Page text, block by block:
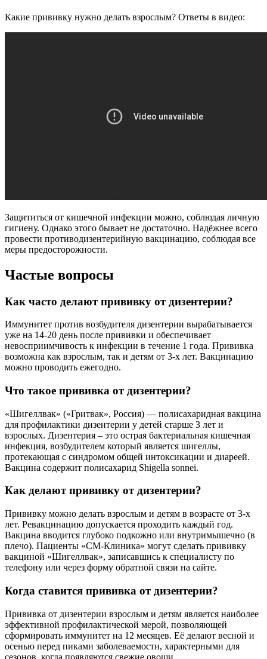
Какие прививку нужно делать взрослым? Ответы в видео:
Защититься от кишечной инфекции можно, соблюдая личную
гигиену. Однако этого бывает не достаточно. Надёжнее всего
провести противодизентерийную вакцинацию, соблюдая все
меры предосторожности.
Частые вопросы
Как часто делают прививку от дизентерии?
Иммунитет против возбудителя дизентерии вырабатывается
уже на 14-20 день после прививки и обеспечивает
невосприимчивость к инфекции в течение 1 года. Прививка
возможна как взрослым, так и детям от 3-х лет. Вакцинацию
можно проводить ежегодно.
Что такое прививка от дизентерии?
«Шигеллвак» («Гритвак», Россия) — полисахаридная вакцина
для профилактики дизентерии у детей старше 3 лет и
взрослых. Дизентерия – это острая бактериальная кишечная
инфекция, возбудителем который является шигеллы,
протекающая с синдромом общей интоксикации и диареей.
Вакцина содержит полисахарид Shigella sonnei.
Как делают прививку от дизентерии?
Прививку можно делать взрослым и детям в возрасте от 3-х
лет. Ревакцинацию допускается проходить каждый год.
Вакцина вводится глубоко подкожно или внутримышечно (в
плечо). Пациенты «СМ-Клиника» могут сделать прививку
вакциной «Шигеллвак», записавшись к специалисту по
телефону или через форму обратной связи на сайте.
Когда ставится прививка от дизентерии?
Прививка от дизентерии взрослым и детям является наиболее
эффективной профилактической мерой, позволяющей
сформировать иммунитет на 12 месяцев. Её делают весной и
осенью перед пиками заболеваемости, характерными для
сезонов, когда появляются свежие овощи.